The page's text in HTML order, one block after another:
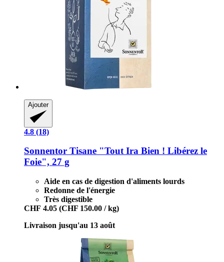
Ajouter
4.8 (18)
Sonnentor Tisane "Tout Ira Bien ! Libérez le
Foie", 27 g
Aide en cas de digestion d'aliments lourds
Redonne de l'énergie
Très digestible
CHF 4.05 (CHF 150.00 / kg)
Livraison jusqu'au 13 août